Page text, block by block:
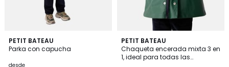
PETIT BATEAU
Parka con capucha
desde
5
/
PETIT BATEAU
Chaqueta encerada mixta 3 en
1, ideal para todas las